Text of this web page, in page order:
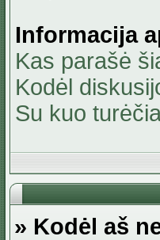
Informacija
Kas parašė
Kodėl
Su kuo
» Kodėl aš